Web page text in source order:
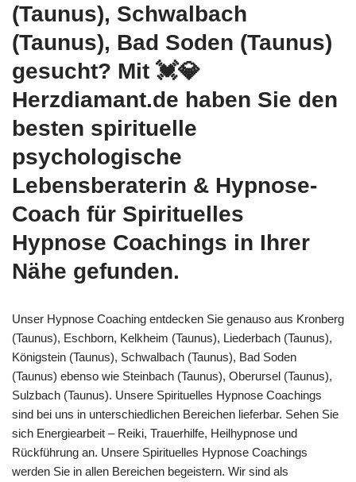
(Taunus), Schwalbach
(Taunus), Bad Soden (Taunus)
gesucht? Mit 💓️💎
Herzdiamant.de haben Sie den
besten spirituelle
psychologische
Lebensberaterin & Hypnose-
Coach für Spirituelles
Hypnose Coachings in Ihrer
Nähe gefunden.
Unser Hypnose Coaching entdecken Sie genauso aus Kronberg
(Taunus), Eschborn, Kelkheim (Taunus), Liederbach (Taunus),
Königstein (Taunus), Schwalbach (Taunus), Bad Soden
(Taunus) ebenso wie Steinbach (Taunus), Oberursel (Taunus),
Sulzbach (Taunus). Unsere Spirituelles Hypnose Coachings
sind bei uns in unterschiedlichen Bereichen lieferbar. Sehen Sie
sich Energiearbeit – Reiki, Trauerhilfe, Heilhypnose und
Rückführung an. Unsere Spirituelles Hypnose Coachings
werden Sie in allen Bereichen begeistern. Wir sind als